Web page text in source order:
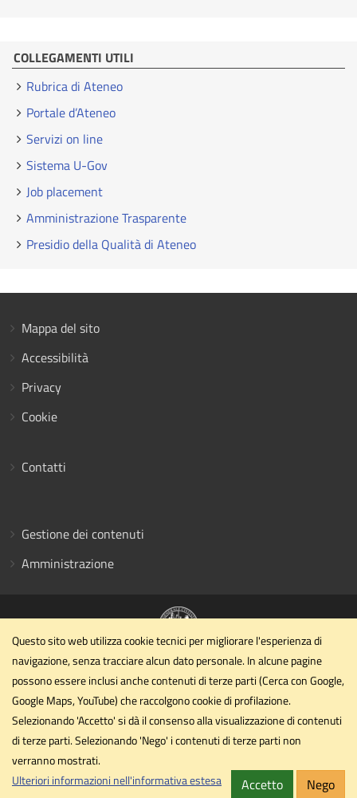
COLLEGAMENTI UTILI
Rubrica di Ateneo
Portale d’Ateneo
Servizi on line
Sistema U-Gov
Job placement
Amministrazione Trasparente
Presidio della Qualità di Ateneo
Mappa del sito
Accessibilità
Privacy
Cookie
Contatti
Gestione dei contenuti
Amministrazione
Dipartimento di Ingegneria civile ed ambientale
Università degli Studi di Perugia
Via G. Duranti - Perugia
Email
dipartimento.ing1@unipg.it
PEC
Privacy
Cookie
Questo sito web utilizza cookie tecnici per migliorare l'esperienza di
navigazione, senza tracciare alcun dato personale. In alcune pagine
possono essere inclusi anche contenuti di terze parti (Cerca con Google,
Google Maps, YouTube) che raccolgono cookie di profilazione.
Selezionando 'Accetto' si dà il consenso alla visualizzazione di contenuti
di terze parti. Selezionando 'Nego' i contenuti di terze parti non
verranno mostrati.
Ulteriori informazioni nell'informativa estesa
Accetto Nego